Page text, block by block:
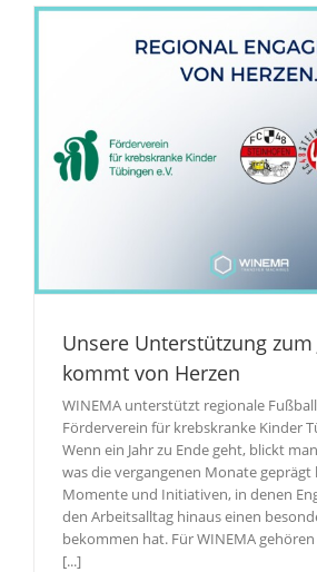
Unsere Unterstützung zum
kommt von Herzen
WINEMA unterstützt regionale
Förderverein für krebskranke Kinder
Wenn ein Jahr zu Ende geht, blickt
was die vergangenen Monate geprägt
Momente und Initiativen, in denen
den Arbeitsalltag hinaus einen
bekommen hat. Für WINEMA
[...]